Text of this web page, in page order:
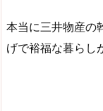
本当に三井物産の
げで裕福な暮らし